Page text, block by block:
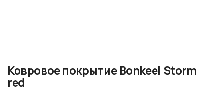
Выходныес 10:00 до 19:00
Ковровое покрытие Bonkeel Storm
red